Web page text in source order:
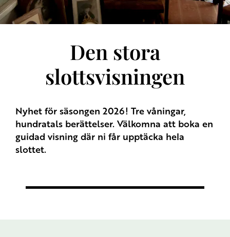
Den stora
slottsvisningen
Nyhet för säsongen 2026! Tre våningar,
hundratals berättelser. Välkomna att boka en
guidad visning där ni får upptäcka hela
slottet.